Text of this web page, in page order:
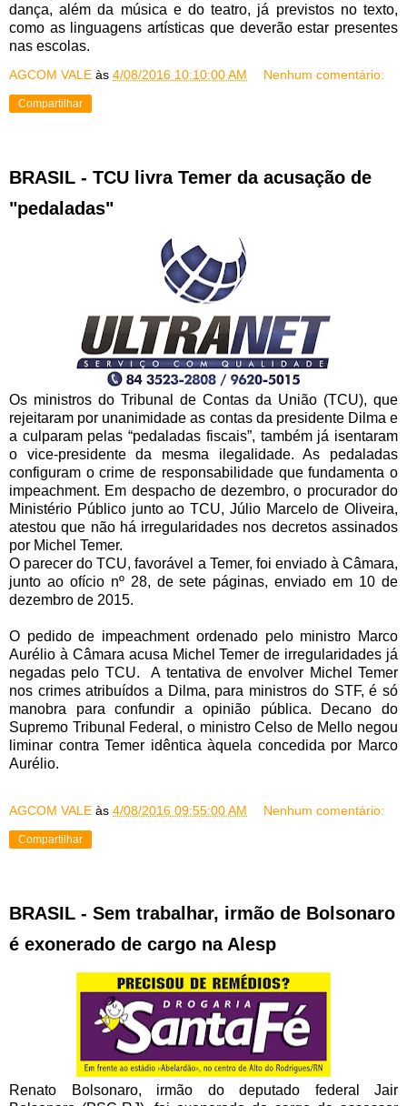
dança, além da música e do teatro, já previstos no texto,
como as linguagens artísticas que deverão estar presentes
nas escolas.
AGCOM VALE às 4/08/2016 10:10:00 AM Nenhum comentário:
Compartilhar
BRASIL - TCU livra Temer da acusação de
"pedaladas"
Os ministros do Tribunal de Contas da União (TCU), que
rejeitaram por unanimidade as contas da presidente Dilma e
a culparam pelas “pedaladas fiscais”, também já isentaram
o vice-presidente da mesma ilegalidade. As pedaladas
configuram o crime de responsabilidade que fundamenta o
impeachment. Em despacho de dezembro, o procurador do
Ministério Público junto ao TCU, Júlio Marcelo de Oliveira,
atestou que não há irregularidades nos decretos assinados
por Michel Temer.
O parecer do TCU, favorável a Temer, foi enviado à Câmara,
junto ao ofício nº 28, de sete páginas, enviado em 10 de
dezembro de 2015.
O pedido de impeachment ordenado pelo ministro Marco
Aurélio à Câmara acusa Michel Temer de irregularidades já
negadas pelo TCU. A tentativa de envolver Michel Temer
nos crimes atribuídos a Dilma, para ministros do STF, é só
manobra para confundir a opinião pública. Decano do
Supremo Tribunal Federal, o ministro Celso de Mello negou
liminar contra Temer idêntica àquela concedida por Marco
Aurélio.
AGCOM VALE às 4/08/2016 09:55:00 AM Nenhum comentário:
Compartilhar
BRASIL - Sem trabalhar, irmão de Bolsonaro
é exonerado de cargo na Alesp
Renato Bolsonaro, irmão do deputado federal Jair